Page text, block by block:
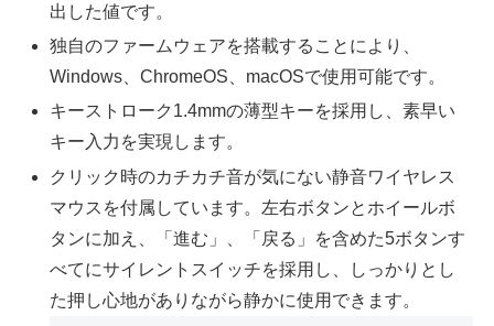
出した値です。
独自のファームウェアを搭載することにより、
Windows、ChromeOS、macOSで使用可能です。
キーストローク1.4mmの薄型キーを採用し、素早い
キー入力を実現します。
クリック時のカチカチ音が気にない静音ワイヤレス
マウスを付属しています。左右ボタンとホイールボ
タンに加え、「進む」、「戻る」を含めた5ボタンす
べてにサイレントスイッチを採用し、しっかりとし
た押し心地がありながら静かに使用できます。